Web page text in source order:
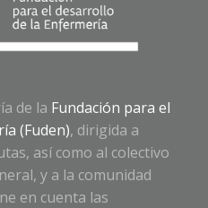
de la Fundación para el
(Fuden), dirigida a
así como al colectivo
y a la comunidad
en cuenta las